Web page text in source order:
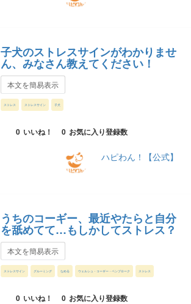
子犬のストレスサインがわかりませ
ん、みなさん教えてください！
本文を簡易表示
ストレス ストレスサイン 子犬
0 いいね！ 0 お気に入り登録数
ハピわん！【公式】
うちのコーギー、最近やたらと自分
を舐めてて…もしかしてストレス？
本文を簡易表示
ストレスサイン グルーミング なめる ウェルシュ・コーギー・ペンブローク ストレス
0 いいね！ 0 お気に入り登録数